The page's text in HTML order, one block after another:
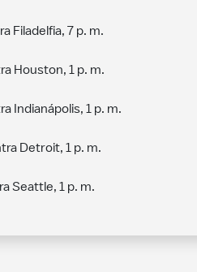
Filadelfia, 7 p. m.
Houston, 1 p. m.
Indianápolis, 1 p. m.
Detroit, 1 p. m.
Seattle, 1 p. m.